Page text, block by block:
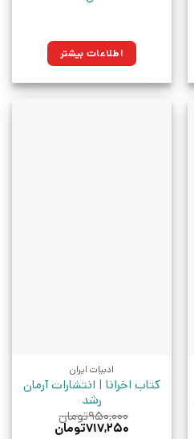
اطلاعات بیشتر
ادبیات ایران
کتاب اخرانا | انتشارات آرمان
رشد
۹۵۰,۰۰۰تومان
قیمت
۷۱۷,۲۵۰تومان